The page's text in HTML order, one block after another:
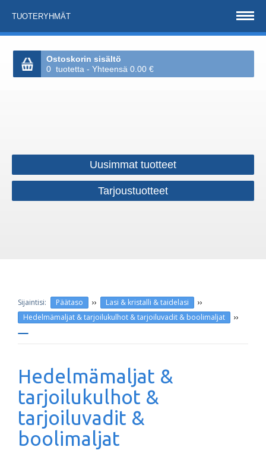
TUOTERYHMÄT
Ostoskorin sisältö
0 tuotetta - Yhteensä 0.00 €
Uusimmat tuotteet
Tarjoustuotteet
Päätaso ›› Lasi & kristalli & taidelasi ››
Hedelmämaljat & tarjoilukulhot & tarjoiluvadit & boolimaljat ››
Hedelmämaljat &
tarjoilukulhot &
tarjoiluvadit &
boolimaljat